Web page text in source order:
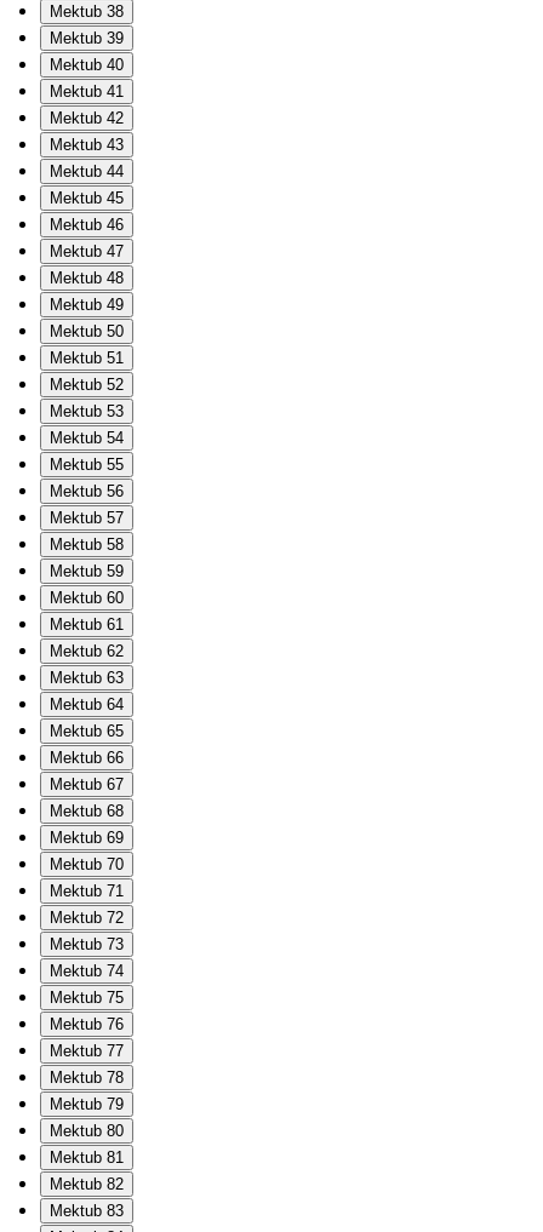
Mektub 38
Mektub 39
Mektub 40
Mektub 41
Mektub 42
Mektub 43
Mektub 44
Mektub 45
Mektub 46
Mektub 47
Mektub 48
Mektub 49
Mektub 50
Mektub 51
Mektub 52
Mektub 53
Mektub 54
Mektub 55
Mektub 56
Mektub 57
Mektub 58
Mektub 59
Mektub 60
Mektub 61
Mektub 62
Mektub 63
Mektub 64
Mektub 65
Mektub 66
Mektub 67
Mektub 68
Mektub 69
Mektub 70
Mektub 71
Mektub 72
Mektub 73
Mektub 74
Mektub 75
Mektub 76
Mektub 77
Mektub 78
Mektub 79
Mektub 80
Mektub 81
Mektub 82
Mektub 83